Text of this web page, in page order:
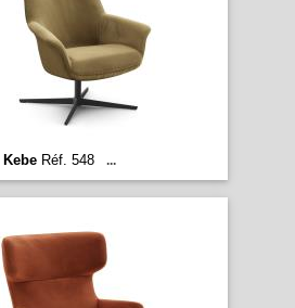
KebeRéf. 548 ...